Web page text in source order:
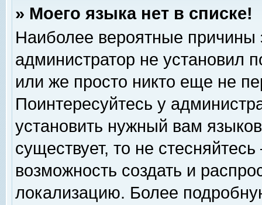
» Моего языка нет в списке!
Наиболее вероятные причины
администратор не установил
или же просто никто еще не
Поинтересуйтесь у
установить нужный вам
существует, то не
возможность создать и
локализацию. Более